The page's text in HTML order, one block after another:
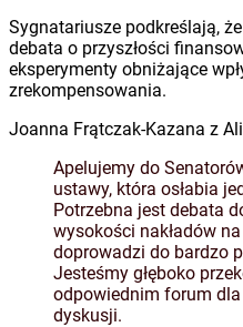
Sygnatariusze podkreślają,
debata o przyszłości
eksperymenty obniżające
zrekompensowania.
Joanna Frątczak-Kazana z
Apelujemy do
ustawy, która osłabia
Potrzebna jest debata
wysokości nakładów
doprowadzi do bardzo
Jesteśmy głęboko
odpowiednim forum
dyskusji.